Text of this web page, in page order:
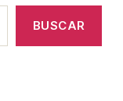
BUSCAR